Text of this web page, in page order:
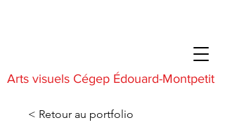
Arts visuels Cégep Édouard-Montpetit
< Retour au portfolio